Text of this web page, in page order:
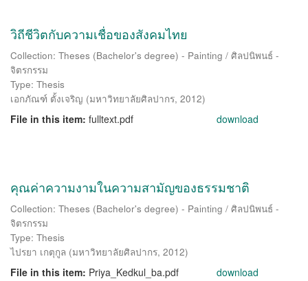
วิถีชีวิตกับความเชื่อของสังคมไทย
Collection: Theses (Bachelor's degree) - Painting / ศิลปนิพนธ์ -
จิตรกรรม
Type: Thesis
เอกภัณฑ์ ตั้งเจริญ (มหาวิทยาลัยศิลปากร, 2012)
File in this item: fulltext.pdf download
คุณค่าความงามในความสามัญของธรรมชาติ
Collection: Theses (Bachelor's degree) - Painting / ศิลปนิพนธ์ -
จิตรกรรม
Type: Thesis
ไปรยา เกตุกูล (มหาวิทยาลัยศิลปากร, 2012)
File in this item: Priya_Kedkul_ba.pdf download